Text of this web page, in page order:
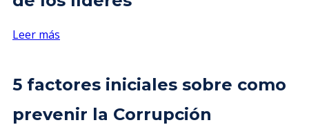
Leer más
5 factores iniciales sobre como
prevenir la Corrupción